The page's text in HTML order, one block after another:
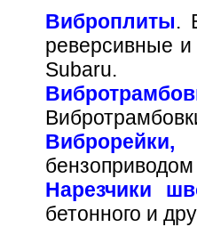
Виброплиты.
реверсивные
Subaru.
Нарезчики
бетонного и